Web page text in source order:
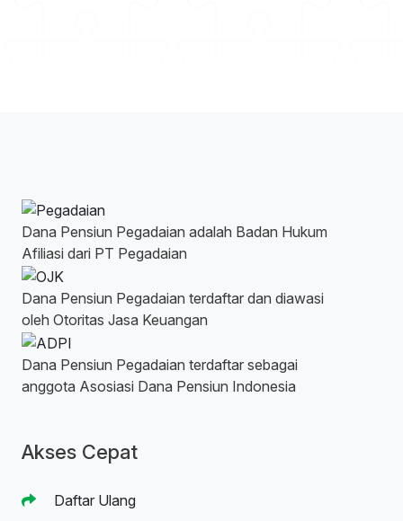
Dana Pensiun Pegadaian adalah Badan Hukum
Afiliasi dari PT Pegadaian
Dana Pensiun Pegadaian terdaftar dan diawasi
oleh Otoritas Jasa Keuangan
Dana Pensiun Pegadaian terdaftar sebagai
anggota Asosiasi Dana Pensiun Indonesia
Akses Cepat
Daftar Ulang